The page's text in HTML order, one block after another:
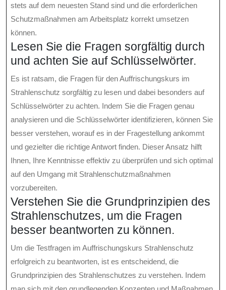
stets auf dem neuesten Stand sind und die erforderlichen
Schutzmaßnahmen am Arbeitsplatz korrekt umsetzen
können.
Lesen Sie die Fragen sorgfältig durch
und achten Sie auf Schlüsselwörter.
Es ist ratsam, die Fragen für den Auffrischungskurs im
Strahlenschutz sorgfältig zu lesen und dabei besonders auf
Schlüsselwörter zu achten. Indem Sie die Fragen genau
analysieren und die Schlüsselwörter identifizieren, können Sie
besser verstehen, worauf es in der Fragestellung ankommt
und gezielter die richtige Antwort finden. Dieser Ansatz hilft
Ihnen, Ihre Kenntnisse effektiv zu überprüfen und sich optimal
auf den Umgang mit Strahlenschutzmaßnahmen
vorzubereiten.
Verstehen Sie die Grundprinzipien des
Strahlenschutzes, um die Fragen
besser beantworten zu können.
Um die Testfragen im Auffrischungskurs Strahlenschutz
erfolgreich zu beantworten, ist es entscheidend, die
Grundprinzipien des Strahlenschutzes zu verstehen. Indem